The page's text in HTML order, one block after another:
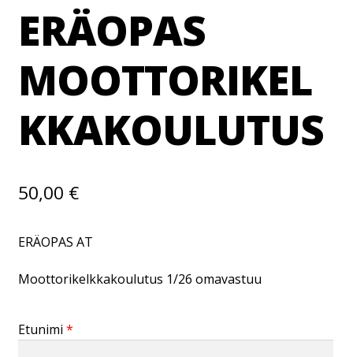
ERÄOPAS
MOOTTORIKEL
KKAKOULUTUS
50,00 €
ERÄOPAS AT
Moottorikelkkakoulutus 1/26 omavastuu
Etunimi *